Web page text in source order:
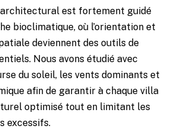
est fortement guidé
bioclimatique, où l’orientation et
deviennent des outils de
Nous avons étudié avec
du soleil, les vents dominants et
afin de garantir à chaque villa
optimisé tout en limitant les
excessifs.